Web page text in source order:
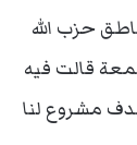
حزب الله
قالت فيه
مشروع لنا